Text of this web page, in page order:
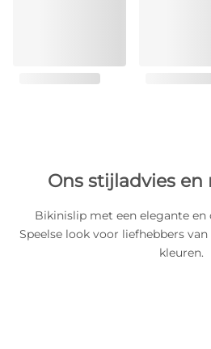
Ons stijladvies en
Bikinislip met een elegante
Speelse look voor liefhebbers
kleuren.